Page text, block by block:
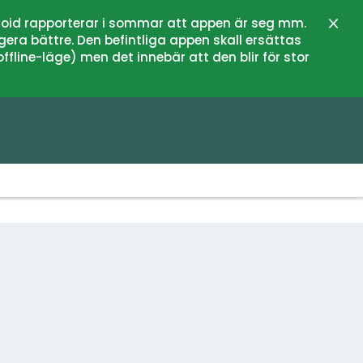
rapporterar i sommar att appen är seg mm.
bättre. Den befintliga appen skall ersättas
läge) men det innebär att den blir för stor